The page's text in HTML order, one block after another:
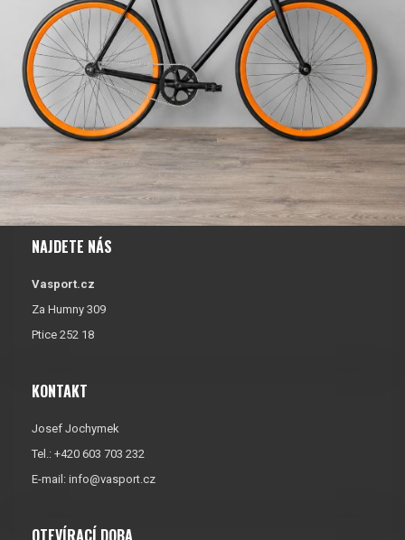
NAJDETE NÁS
Vasport.cz
Za Humny 309
Ptice 252 18
KONTAKT
Josef Jochymek
Tel.: +420 603 703 232
E-mail: info@vasport.cz
OTEVÍRACÍ DOBA